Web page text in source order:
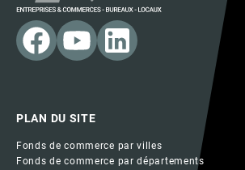
PLAN DU SITE
Fonds de commerce par villes
Fonds de commerce par départements